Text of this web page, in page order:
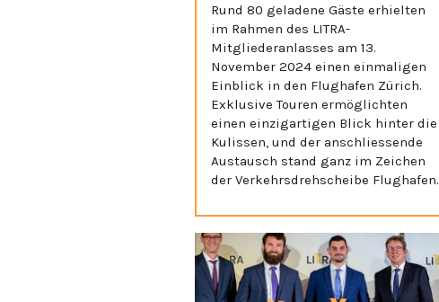
Rund 80 geladene Gäste erhielten
im Rahmen des LITRA-
Mitgliederanlasses am 13.
November 2024 einen einmaligen
Einblick in den Flughafen Zürich.
Exklusive Touren ermöglichten
einen einzigartigen Blick hinter die
Kulissen, und der anschliessende
Austausch stand ganz im Zeichen
der Verkehrsdrehscheibe Flughafen.